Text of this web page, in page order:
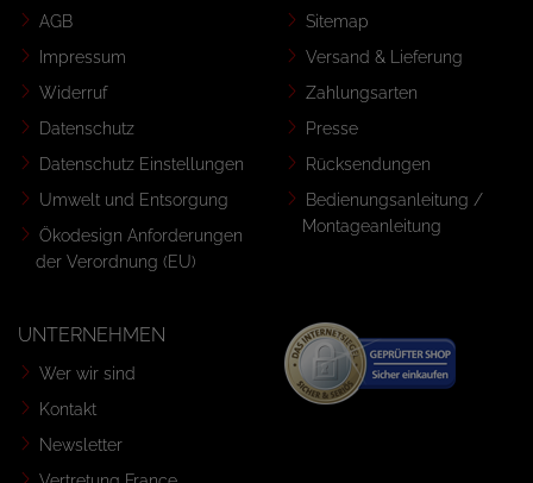
AGB
Impressum
Widerruf
Datenschutz
Datenschutz Einstellungen
Umwelt und Entsorgung
Ökodesign Anforderungen
der Verordnung (EU)
Sitemap
Versand & Lieferung
Zahlungsarten
Presse
Rücksendungen
Bedienungsanleitung /
Montageanleitung
UNTERNEHMEN
Wer wir sind
Kontakt
Newsletter